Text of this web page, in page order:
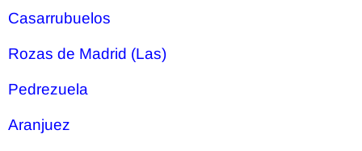
Casarrubuelos
Rozas de Madrid (Las)
Pedrezuela
Aranjuez